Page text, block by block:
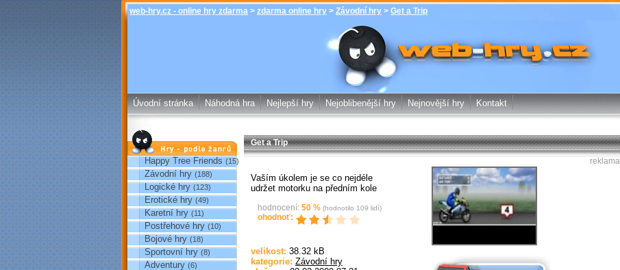
web-hry.cz - online hry zdarma > zdarma online hry > Závodní hry > Get a Trip
Get a Trip - Závodní hry - zdarma online
hry web-hry.cz - online hry zdarma
Úvodní stránka Náhodná hra Nejlepší hry Nejoblibenější hry Nejnovější hry Kontakt
Hry podle žánrů
Happy Tree Friends (15)
Závodní hry (188)
Logické hry (123)
Erotické hry (49)
Karetní hry (11)
Postřehové hry (10)
Bojové hry (18)
Sportovní hry (8)
Adventury (6)
Get a Trip
Spusť online hru zdarma
Vaším úkolem je se co nejdéle
udržet motorku na předním kole
hodnocení: 50 % (hodnotilo 109 lidí)
ohodnoť:
velikost: 38.32 kB
kategorie: Závodní hry
reklama